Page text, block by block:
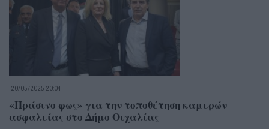
20/05/2025 20:04
«Πράσινο φως» για την τοποθέτηση καμερών
ασφαλείας στο Δήμο Οιχαλίας